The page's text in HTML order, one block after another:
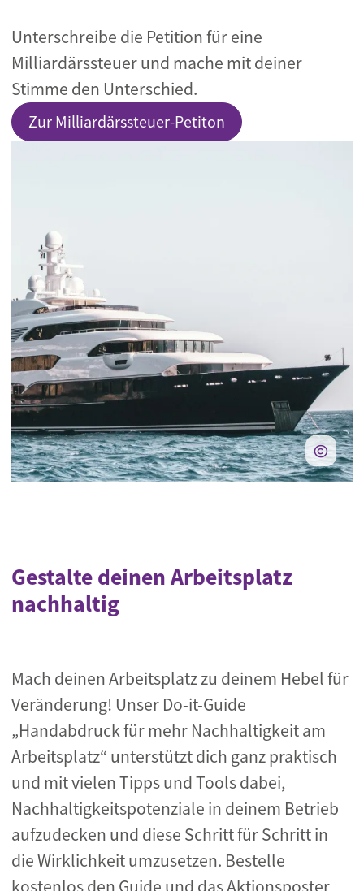
Unterschreibe die Petition für eine
Milliardärssteuer und mache mit deiner
Stimme den Unterschied.
Zur Milliardärssteuer-Petiton
Gestalte deinen Arbeitsplatz
nachhaltig
Mach deinen Arbeitsplatz zu deinem Hebel für
Veränderung! Unser Do-it-Guide
„Handabdruck für mehr Nachhaltigkeit am
Arbeitsplatz“ unterstützt dich ganz praktisch
und mit vielen Tipps und Tools dabei,
Nachhaltigkeitspotenziale in deinem Betrieb
aufzudecken und diese Schritt für Schritt in
die Wirklichkeit umzusetzen. Bestelle